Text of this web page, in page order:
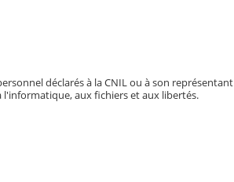
déclarés à la CNIL ou à son représentant
l'informatique, aux fichiers et aux libertés.